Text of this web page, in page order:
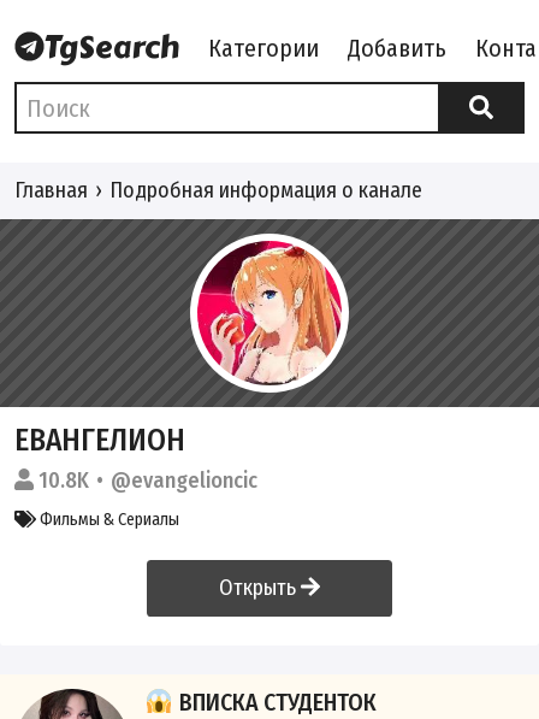
Категории Добавить
Главная Подробная информация о канале
ЕВАНГЕЛИОН
10.8K @evangelioncic
Фильмы & Сериалы
Открыть
ВПИСКА СТУДЕНТОК